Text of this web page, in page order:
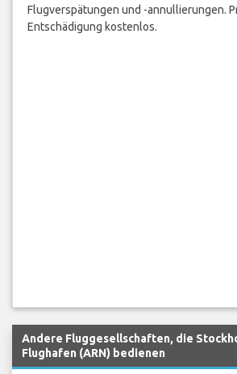
Flugverspätungen und -annullierungen.
Entschädigung kostenlos.
Andere Fluggesellschaften, die
Flughafen (ARN) bedienen